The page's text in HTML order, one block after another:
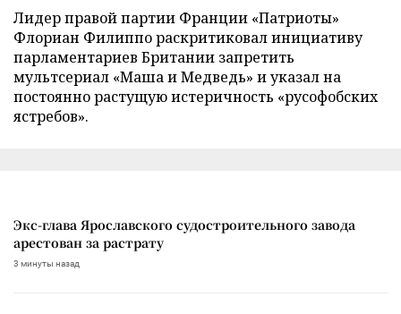
Лидер правой партии Франции «Патриоты»
Флориан Филиппо раскритиковал инициативу
парламентариев Британии запретить
мультсериал «Маша и Медведь» и указал на
постоянно растущую истеричность «русофобских
ястребов».
Экс-глава Ярославского судостроительного завода
арестован за растрату
3 минуты назад